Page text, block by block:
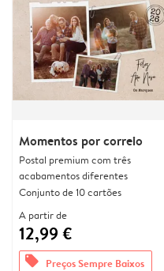
Momentos por correio
Postal premium com três
acabamentos diferentes
Conjunto de 10 cartões
A partir de
12,99 €
offers Preços Sempre Baixos